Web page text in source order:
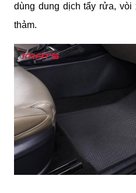
dùng dung dịch tẩy rửa,
thảm.